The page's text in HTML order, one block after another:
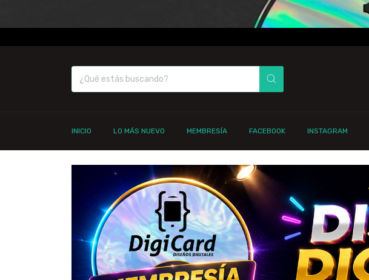
INICIO LO MÁS NUEVO MEMBRESÍA FACEBOOK INSTAGRAM